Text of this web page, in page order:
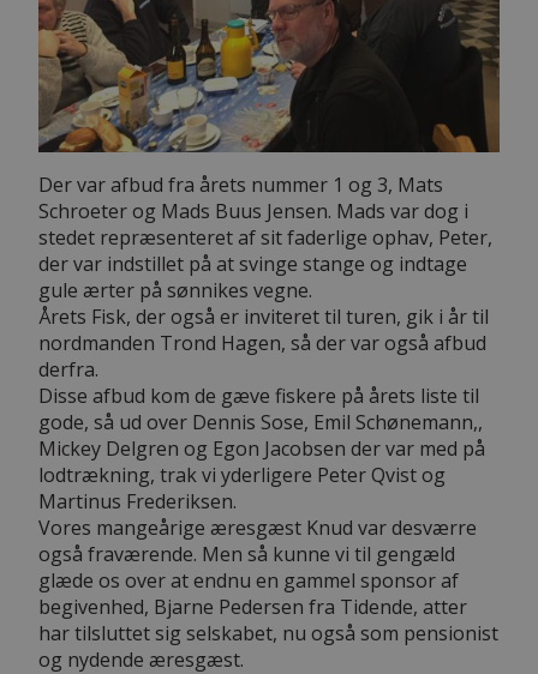
Der var afbud fra årets nummer 1 og 3, Mats
Schroeter og Mads Buus Jensen. Mads var dog i
stedet repræsenteret af sit faderlige ophav, Peter,
der var indstillet på at svinge stange og indtage
gule ærter på sønnikes vegne.
Årets Fisk, der også er inviteret til turen, gik i år til
nordmanden Trond Hagen, så der var også afbud
derfra.
Disse afbud kom de gæve fiskere på årets liste til
gode, så ud over Dennis Sose, Emil Schønemann,,
Mickey Delgren og Egon Jacobsen der var med på
lodtrækning, trak vi yderligere Peter Qvist og
Martinus Frederiksen.
Vores mangeårige æresgæst Knud var desværre
også fraværende. Men så kunne vi til gengæld
glæde os over at endnu en gammel sponsor af
begivenhed, Bjarne Pedersen fra Tidende, atter
har tilsluttet sig selskabet, nu også som pensionist
og nydende æresgæst.